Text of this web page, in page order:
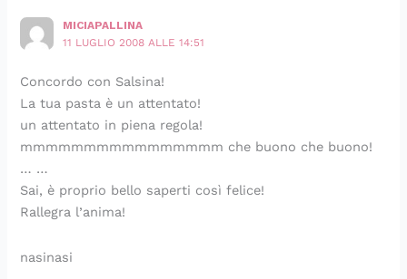
MICIAPALLINA
11 LUGLIO 2008 ALLE 14:51
Concordo con Salsina!
La tua pasta è un attentato!
un attentato in piena regola!
mmmmmmmmmmmmmmmm che buono che buono!
… …
Sai, è proprio bello saperti così felice!
Rallegra l’anima!
nasinasi